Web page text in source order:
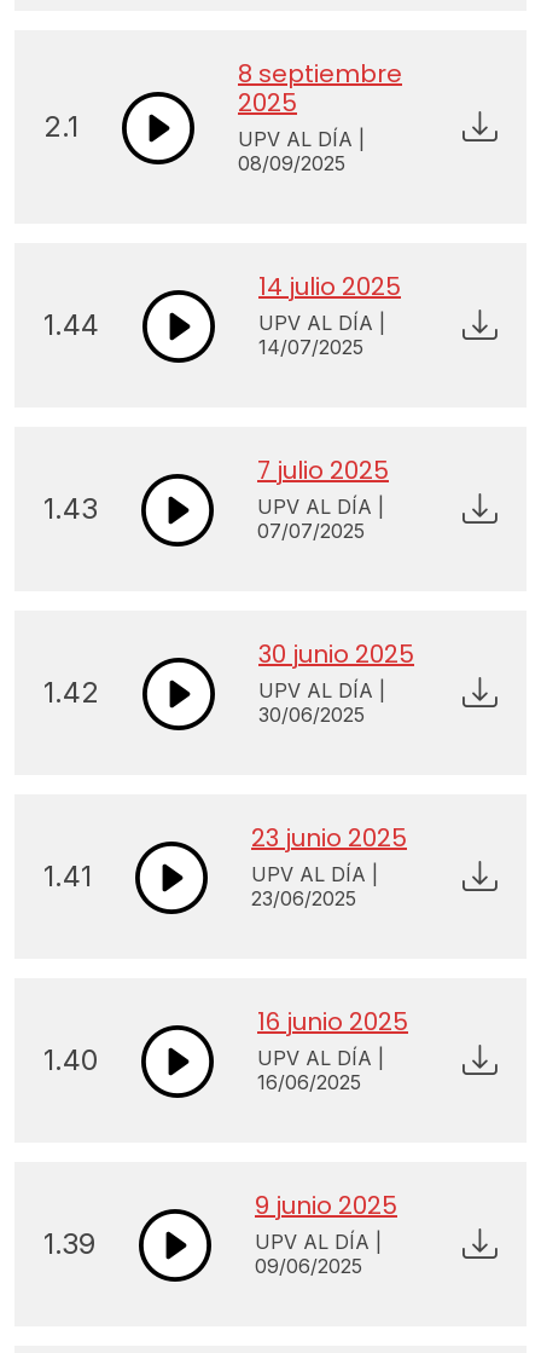
2.1
8 septiembre
2025
UPV AL DÍA |
08/09/2025
1.44
14 julio 2025
UPV AL DÍA |
14/07/2025
1.43
7 julio 2025
UPV AL DÍA |
07/07/2025
1.42
30 junio 2025
UPV AL DÍA |
30/06/2025
1.41
23 junio 2025
UPV AL DÍA |
23/06/2025
1.40
16 junio 2025
UPV AL DÍA |
16/06/2025
1.39
9 junio 2025
UPV AL DÍA |
09/06/2025